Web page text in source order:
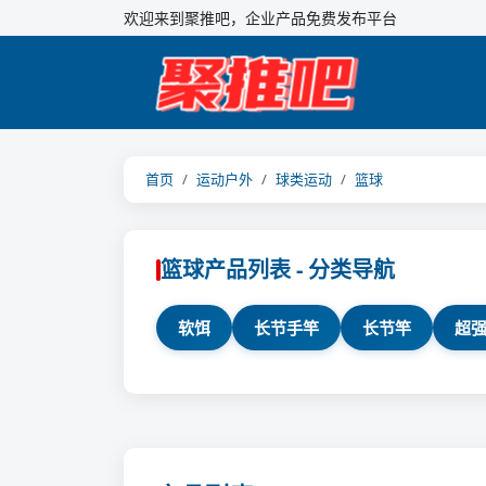
欢迎来到聚推吧，企业产品免费发布平台
首页 运动户外 球类运动 篮球
篮球产品列表 - 分类导航
软饵 长节手竿 长节竿 超